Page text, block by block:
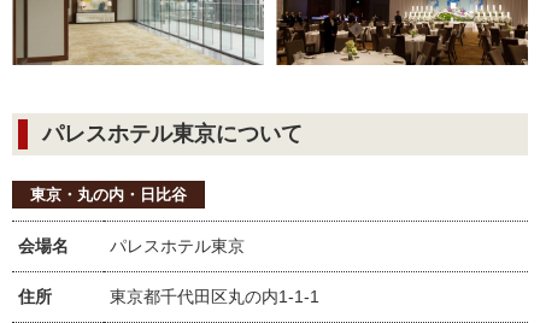
パレスホテル東京について
東京・丸の内・日比谷
会場名 パレスホテル東京
住所 東京都千代田区丸の内1-1-1